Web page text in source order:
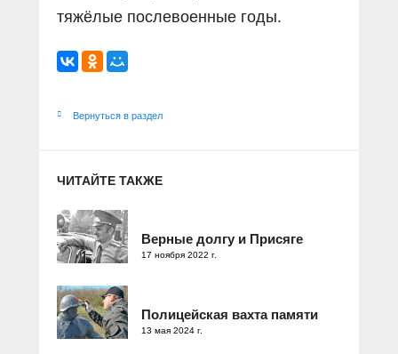
тяжёлые послевоенные годы.
Вернуться в раздел
ЧИТАЙТЕ ТАКЖЕ
Верные долгу и Присяге
17 ноября 2022 г.
Полицейская вахта памяти
13 мая 2024 г.